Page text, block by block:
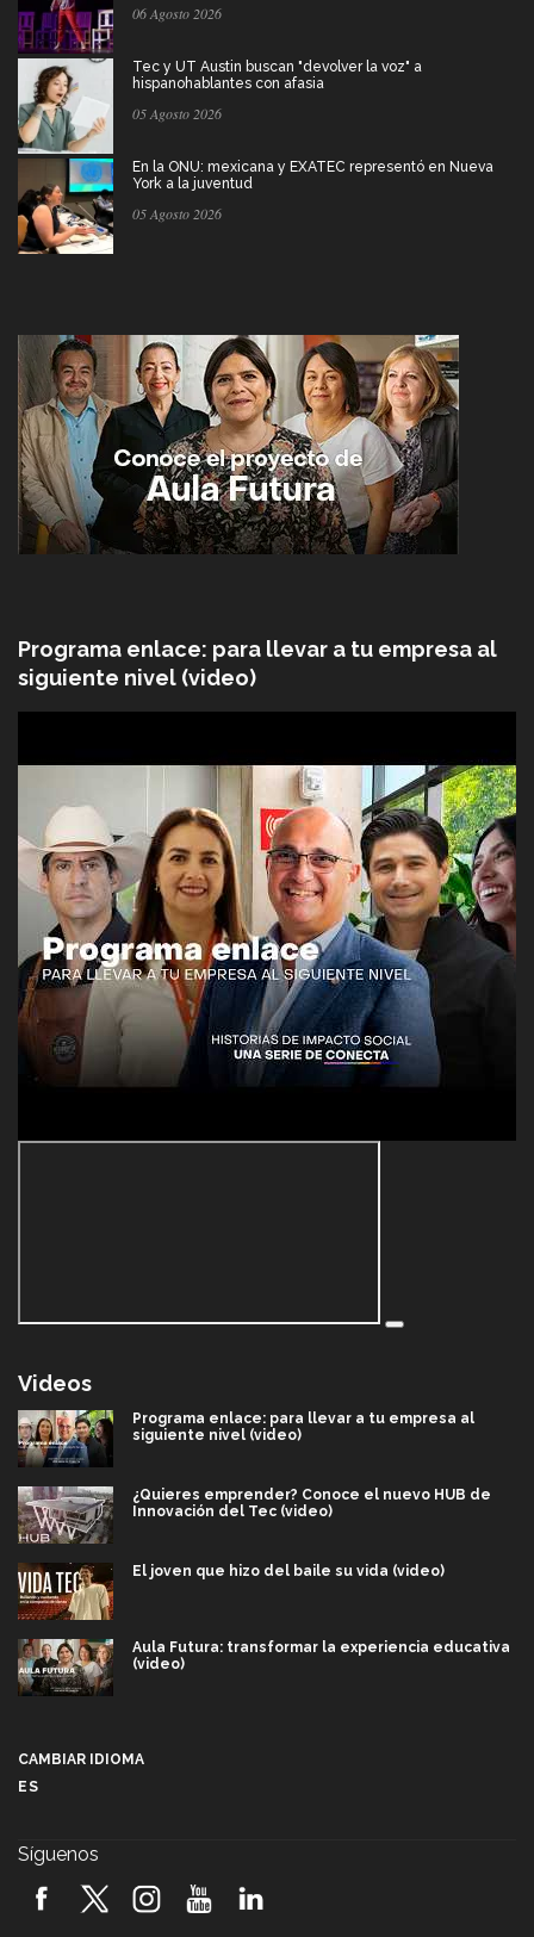
06 Agosto 2026
Tec y UT Austin buscan "devolver la voz" a
hispanohablantes con afasia
05 Agosto 2026
En la ONU: mexicana y EXATEC representó en Nueva
York a la juventud
05 Agosto 2026
Programa enlace: para llevar a tu empresa al
siguiente nivel (video)
Videos
Programa enlace: para llevar a tu empresa al
siguiente nivel (video)
¿Quieres emprender? Conoce el nuevo HUB de
Innovación del Tec (video)
El joven que hizo del baile su vida (video)
Aula Futura: transformar la experiencia educativa
(video)
2026! (video)
CAMBIAR IDIOMA
ES
Síguenos